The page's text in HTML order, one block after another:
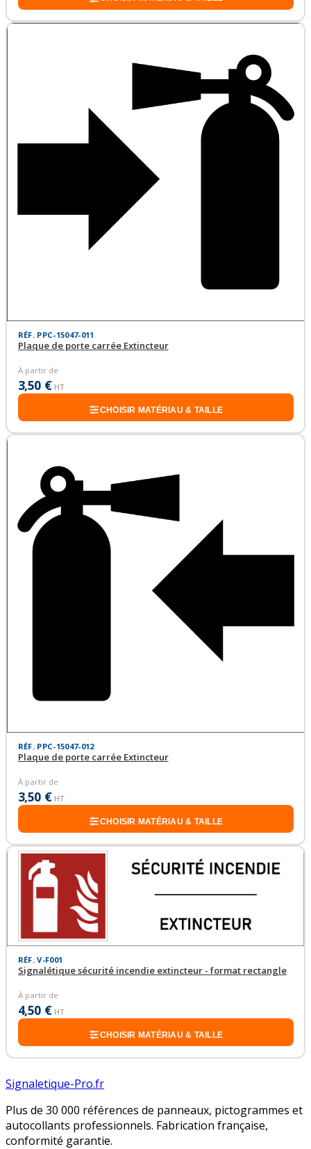
RÉF. PPC-15047-011
Plaque de porte carrée Extincteur
À partir de
3,50 € HT
CHOISIR MATÉRIAU & TAILLE
RÉF. PPC-15047-012
Plaque de porte carrée Extincteur
À partir de
3,50 € HT
CHOISIR MATÉRIAU & TAILLE
RÉF. V-F001
Signalétique sécurité incendie extincteur - format rectangle
À partir de
4,50 € HT
CHOISIR MATÉRIAU & TAILLE
Signaletique-Pro.fr
Plus de 30 000 références de panneaux, pictogrammes et
autocollants professionnels. Fabrication française,
conformité garantie.